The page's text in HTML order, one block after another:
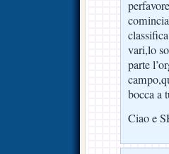
vari,lo
parte
bocca a
Ciao e